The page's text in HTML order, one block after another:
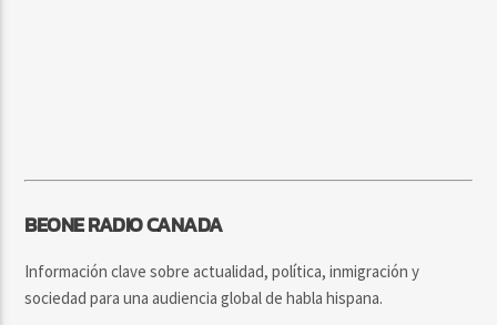
BEONE RADIO CANADA
Información clave sobre actualidad, política, inmigración y
sociedad para una audiencia global de habla hispana.